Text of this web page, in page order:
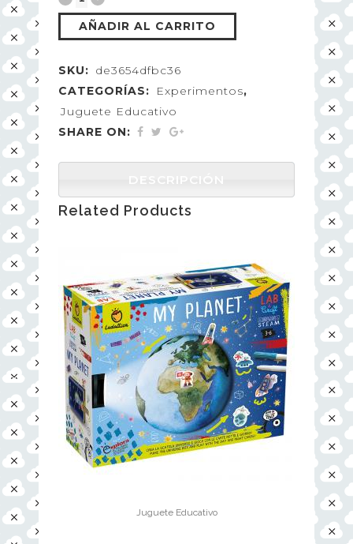
AÑADIR AL CARRITO
SKU: de3654dfbc36
CATEGORÍAS:
Experimentos,
Juguete Educativo
SHARE ON:
DESCRIPCIÓN
Related Products
Juguete Educativo